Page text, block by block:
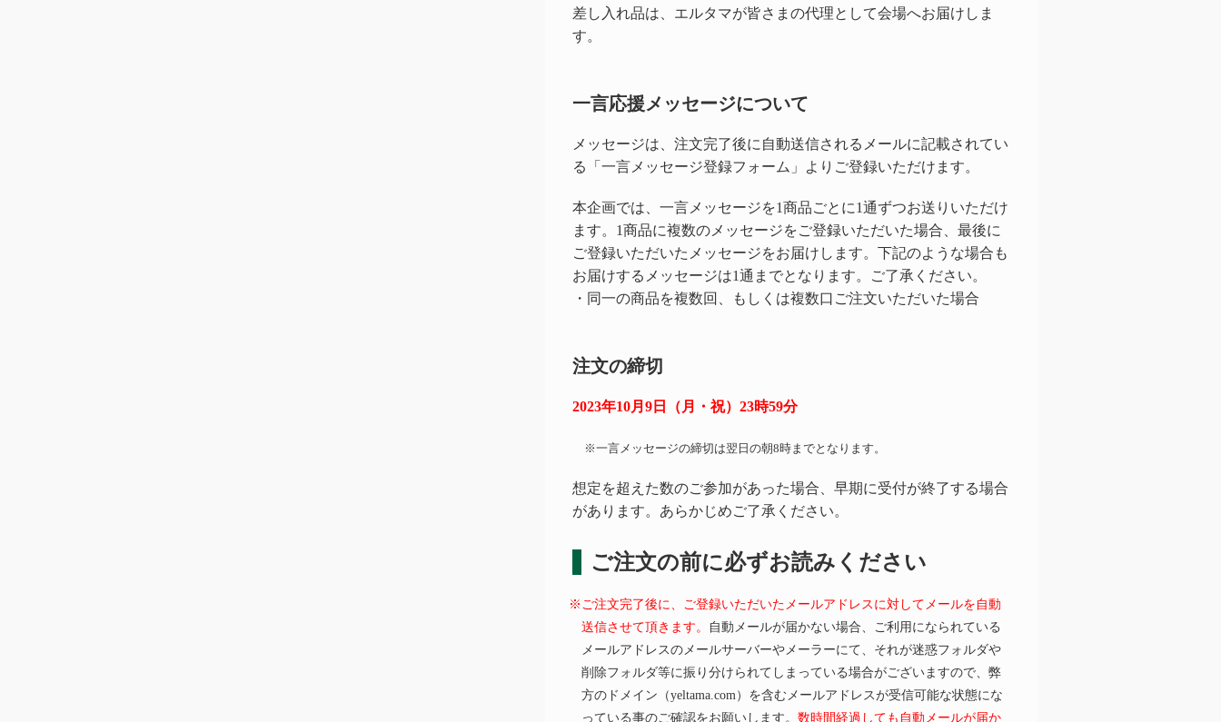
差し入れ品は、エルタマが皆さまの代理として会場へお届けしま
す。
一言応援メッセージについて
メッセージは、注文完了後に自動送信されるメールに記載されてい
る「一言メッセージ登録フォーム」よりご登録いただけます。
本企画では、一言メッセージを1商品ごとに1通ずつお送りいただけ
ます。1商品に複数のメッセージをご登録いただいた場合、最後に
ご登録いただいたメッセージをお届けします。下記のような場合も
お届けするメッセージは1通までとなります。ご了承ください。
・同一の商品を複数回、もしくは複数口ご注文いただいた場合
注文の締切
2023年10月9日（月・祝）23時59分
※一言メッセージの締切は翌日の朝8時までとなります。
想定を超えた数のご参加があった場合、早期に受付が終了する場合
があります。あらかじめご了承ください。
ご注文の前に必ずお読みください
※ご注文完了後に、ご登録いただいたメールアドレスに対してメールを自動
送信させて頂きます。
自動メールが届かない場合、ご利用になられている
メールアドレスのメールサーバーやメーラーにて、それが迷惑フォルダや
削除フォルダ等に振り分けられてしまっている場合がございますので、弊
方のドメイン（yeltama.com）を含むメールアドレスが受信可能な状態にな
っている事のご確認をお願いします。数時間経過しても自動メールが届か